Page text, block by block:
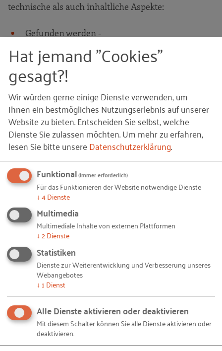
technische als auch inhaltliche Aspekte:
Gefunden werden -
Bewerbergruppen - Wie informieren Sie
Schüler, Berufserfahrene oder Führungskräfte?
Arbeitgeberdarstellung
Stellenangebot & Bewerbung
Bewerberbrille: Welche Erfahrungen macht ein
Interessent?
Der erste emotionale Eindruck: Wie "fühlt" es
sich an, bei Ihnen zu arbeiten?
Dreifacher Zusatznutzen
Für jeden Themenkomplex weist der Check ein
Stellen ansetzen, die den größten Handlungsbedarf
aufzeigen.
seine Ergebnisse miteinander vergleichen.
Verbesserungen schlagen sich direkt nieder.
Hat jemand "Cookies"
gesagt?!
Wir würden gerne einige Dienste verwenden, um
Ihnen ein bestmögliches Nutzungserlebnis auf unserer
Website zu bieten. Entscheiden Sie selbst, welche
Dienste Sie zulassen möchten.Um mehr zu erfahren,
lesen Sie bitte unsereDatenschutzerklärung.
Funktional(immer erforderlich)
Für das Funktionieren der Website notwendige Dienste
↓ 4Dienste
Multimedia
Multimediale Inhalte von externen Plattformen
↓ 2Dienste
Statistiken
Dienste zur Weiterentwicklung und Verbesserung unseres
Webangebotes
↓ 1 Dienst
Alle Dienste aktivieren oder deaktivieren
Mit diesem Schalter können Sie alle Dienste aktivieren oder
deaktivieren.